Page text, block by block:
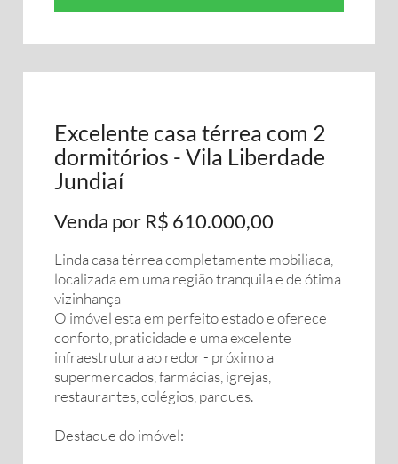
Excelente casa térrea com 2
dormitórios - Vila Liberdade
Jundiaí
Venda por R$ 610.000,00
Linda casa térrea completamente mobiliada,
localizada em uma região tranquila e de ótima
vizinhança
O imóvel esta em perfeito estado e oferece
conforto, praticidade e uma excelente
infraestrutura ao redor - próximo a
supermercados, farmácias, igrejas,
restaurantes, colégios, parques.
Destaque do imóvel: